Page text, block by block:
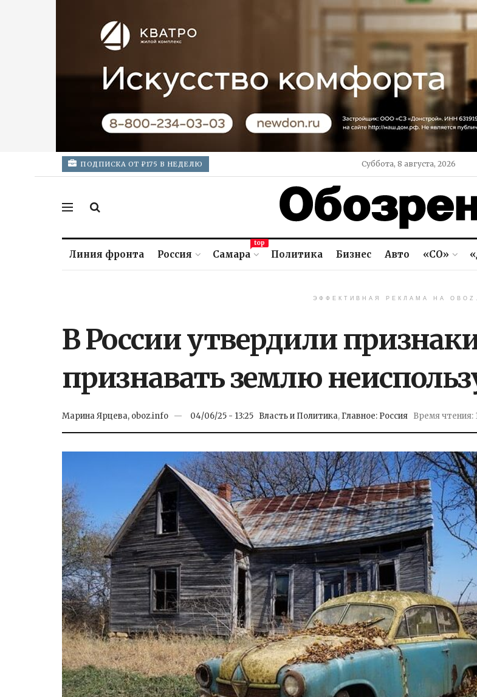
ПОДПИСКА ОТ ₽175 В НЕДЕЛЮ Суббота, 8 августа, 2026
Линия фронта Россия Самара
top
Политика Бизнес Авто «СО»
ЭФФЕКТИВНАЯ РЕКЛАМА НА
В России утвердили
признавать землю
Марина Ярцева, oboz.info 04/06/25 - 13:25 Власть и Политика,Главное: Россия Время чтения: